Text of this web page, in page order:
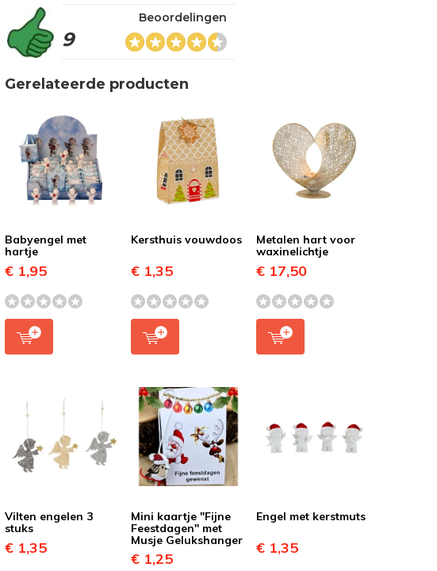
9
Beoordelingen
Gerelateerde producten
Babyengel met
hartje
€ 1,95
Kersthuis vouwdoos
€ 1,35
Metalen hart voor
waxinelichtje
€ 17,50
Vilten engelen 3
stuks
€ 1,35
Mini kaartje "Fijne
Feestdagen" met
Musje Gelukshanger
€ 1,25
Engel met kerstmuts
€ 1,35